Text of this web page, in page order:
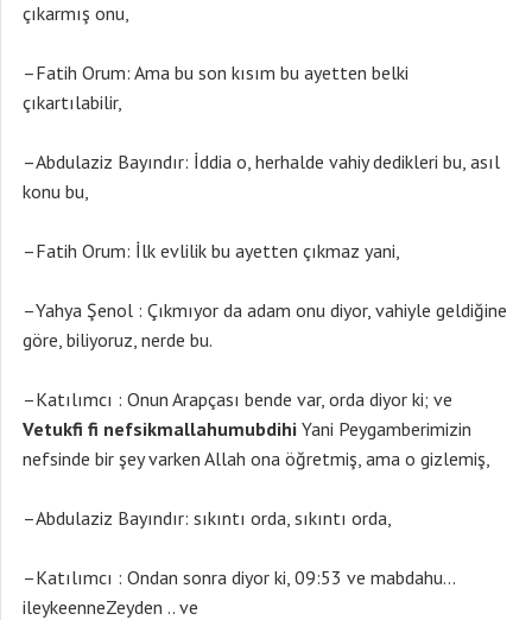
çıkarmış onu,
–Fatih Orum: Ama bu son kısım bu ayetten belki
çıkartılabilir,
–Abdulaziz Bayındır: İddia o, herhalde vahiy dedikleri bu, asıl
konu bu,
–Fatih Orum: İlk evlilik bu ayetten çıkmaz yani,
–Yahya Şenol : Çıkmıyor da adam onu diyor, vahiyle geldiğine
göre, biliyoruz, nerde bu.
–Katılımcı : Onun Arapçası bende var, orda diyor ki; ve
Vetukfi fi nefsikmallahumubdihi Yani Peygamberimizin
nefsinde bir şey varken Allah ona öğretmiş, ama o gizlemiş,
–Abdulaziz Bayındır: sıkıntı orda, sıkıntı orda,
–Katılımcı : Ondan sonra diyor ki, 09:53 ve mabdahu…
ileykeenneZeyden .. ve